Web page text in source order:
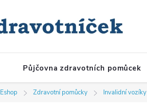
Půjčovna zdravotních pomůcek
Eshop Zdravotní pomůcky Invalidní vozíky